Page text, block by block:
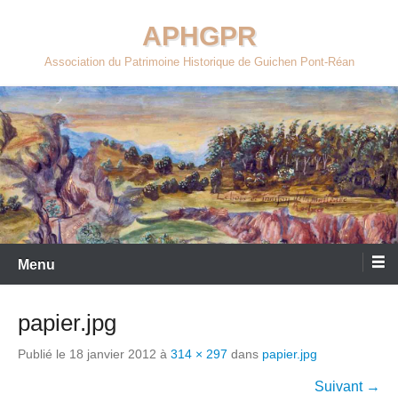
contenu
APHGPR
Association du Patrimoine Historique de Guichen Pont-Réan
Menu
papier.jpg
Publié le 18 janvier 2012 à 314 × 297 dans papier.jpg
Suivant →